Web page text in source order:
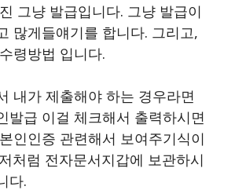
그냥 발급입니다. 그냥 발급이
많게들얘기를 합니다. 그리고,
령방법 입니다.
내가 제출해야 하는 경우라면
발급 이걸 체크해서 출력하시면
인인증 관련해서 보여주기식이
처럼 전자문서지갑에 보관하시
다.